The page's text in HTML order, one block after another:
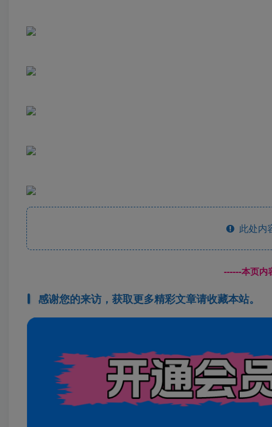
此处内
------本页内
感谢您的来访，获取更多精彩文章请收藏本站。